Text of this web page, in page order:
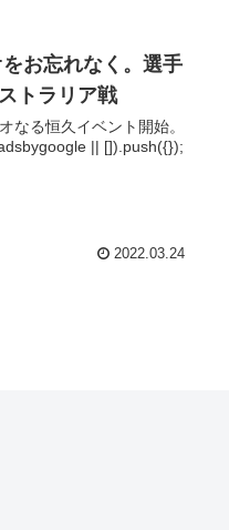
お忘れなく。選手
トラリア戦
なる恒久イベント開始。
|| []).push({});
2022.03.24